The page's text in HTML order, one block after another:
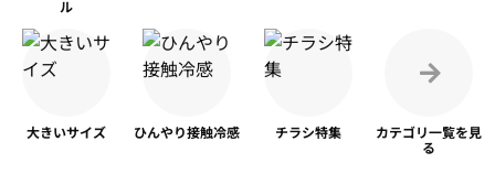
ル
大きいサイズ ひんやり接触冷感 チラシ特集 カテゴリ一覧を見
る